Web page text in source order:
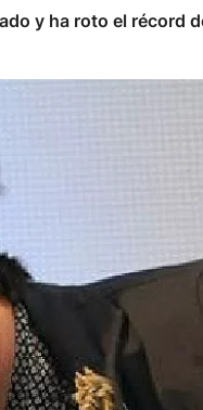
y ha roto el